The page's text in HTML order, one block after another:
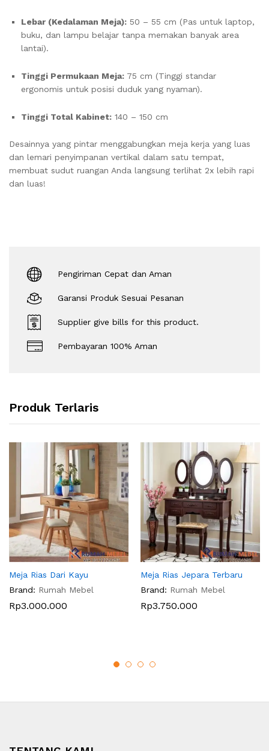
Lebar (Kedalaman Meja): 50 – 55 cm (Pas untuk laptop,
buku, dan lampu belajar tanpa memakan banyak area
lantai).
Tinggi Permukaan Meja: 75 cm (Tinggi standar
ergonomis untuk posisi duduk yang nyaman).
Tinggi Total Kabinet: 140 – 150 cm
Desainnya yang pintar menggabungkan meja kerja yang luas
dan lemari penyimpanan vertikal dalam satu tempat,
membuat sudut ruangan Anda langsung terlihat 2x lebih rapi
dan luas!
Pengiriman Cepat dan Aman
Garansi Produk Sesuai Pesanan
Supplier give bills for this product.
Pembayaran 100% Aman
Produk Terlaris
Meja Rias Dari Kayu
Brand: Rumah Mebel
Rp3.000.000
Meja Rias Jepara Terbaru
Brand: Rumah Mebel
Rp3.750.000